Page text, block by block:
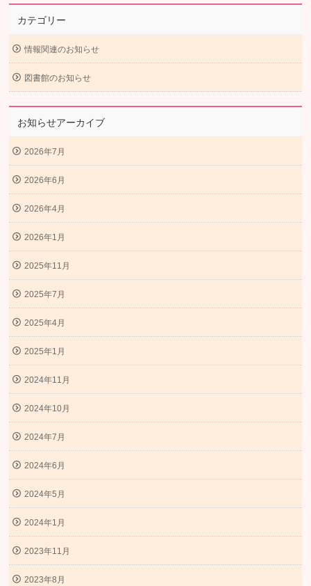
カテゴリー
情報関連のお知らせ
図書館のお知らせ
お知らせアーカイブ
2026年7月
2026年6月
2026年4月
2026年1月
2025年11月
2025年7月
2025年4月
2025年1月
2024年11月
2024年10月
2024年7月
2024年6月
2024年5月
2024年1月
2023年11月
2023年8月